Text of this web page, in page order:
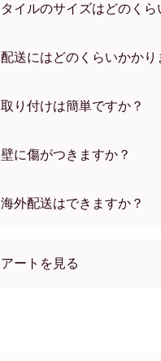
タイルのサイズはどのくら
ーからお選びいただけます。
配送にはどのくらいかかり
す。ご注文後、追跡番号をお知
取り付けは簡単ですか？
め、賃貸のお部屋でも安心して
壁に傷がつきますか？
海外配送はできますか？
アートを見る